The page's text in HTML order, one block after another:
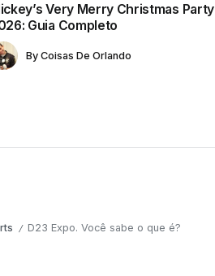
Very Merry Christmas Party
Guia Completo
By Coisas De Orlando
/ D23 Expo. Você sabe o que é?